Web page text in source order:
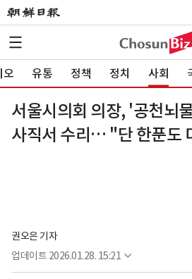
오 유통 정책 정치 사회
서울시의회 의장, '공천뇌
사직서 수리… "단 한푼도
권오은 기자
업데이트 2026.01.28. 15:21